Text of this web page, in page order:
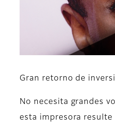
Gran retorno de
No necesita grandes
esta impresora